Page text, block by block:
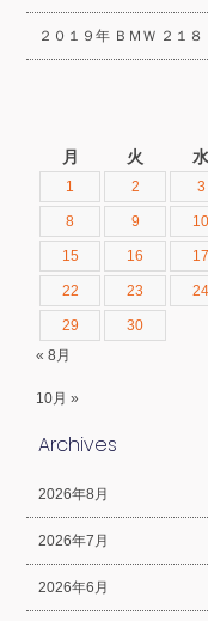
２０１９年 ＢＭＷ ２１
月 火 水
1 2 3
8 9 10
15 16 17
22 23 24
29
30
« 8月
10月 »
Archives
2026年8月
2026年7月
2026年6月